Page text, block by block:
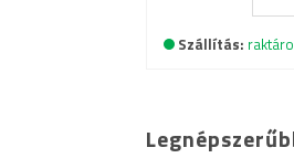
Szállítás: